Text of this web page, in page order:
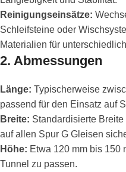
Reinigungseinsätze:
Schleifsteine oder
Materialien für
2. Abmessungen
Länge: Typischerweise
passend für den Einsatz auf
Breite: Standardisierte
auf allen Spur G Gleisen
Höhe: Etwa 120 mm bis 150
Tunnel zu passen.